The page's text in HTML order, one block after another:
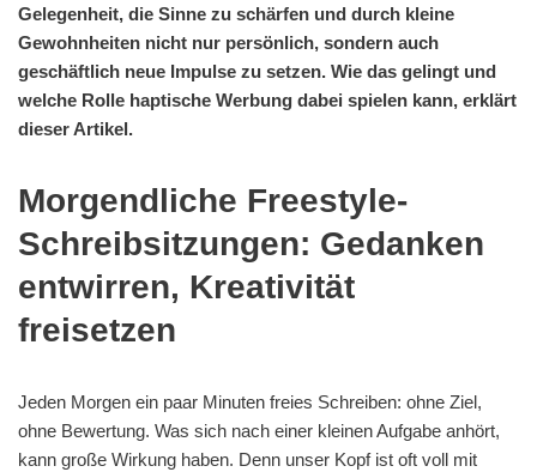
Gelegenheit, die Sinne zu schärfen und durch kleine
Gewohnheiten nicht nur persönlich, sondern auch
geschäftlich neue Impulse zu setzen. Wie das gelingt und
welche Rolle haptische Werbung dabei spielen kann, erklärt
dieser Artikel.
Morgendliche Freestyle-
Schreibsitzungen: Gedanken
entwirren, Kreativität
freisetzen
Jeden Morgen ein paar Minuten freies Schreiben: ohne Ziel,
ohne Bewertung. Was sich nach einer kleinen Aufgabe anhört,
kann große Wirkung haben. Denn unser Kopf ist oft voll mit